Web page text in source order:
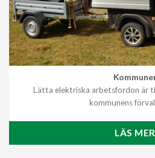
Lätta elektriska arbetsfordon är
kommunens
LÄS MER